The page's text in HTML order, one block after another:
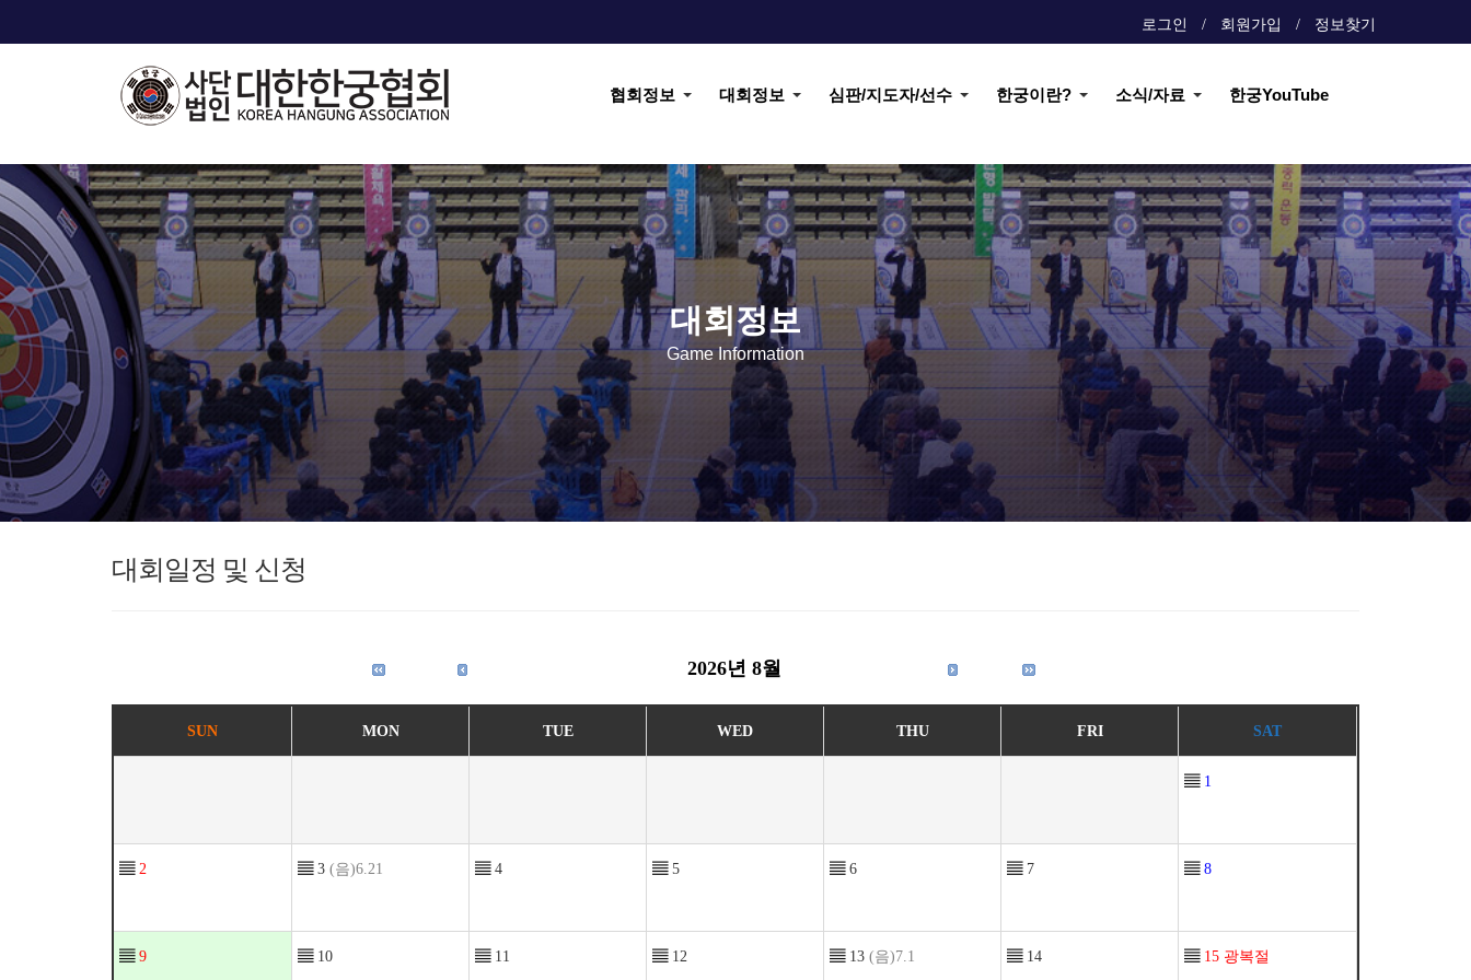
로그인 회원가입 정보찾기
협회정보 대회정보 심판/지도자/선수 한궁이란? 소식/자료 한궁YouTube
대회정보
Game Information
대회일정 및 신청
2026년 8월
SUN MON TUE WED THU FRI SAT
▤ 1
▤ 2 ▤ 3 (음)6.21 ▤ 4 ▤ 5 ▤ 6 ▤ 7 ▤ 8
▤ 9 ▤ 10 ▤ 11 ▤ 12 ▤ 13 (음)7.1 ▤ 14 ▤ 15 광복절